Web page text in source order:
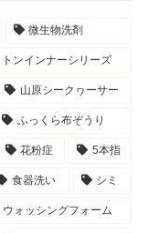
微生物洗剤
ンインナーシリーズ
山原シークヮーサー
ふっくら布ぞうり
花粉症 5本指
食器洗い シミ
ウォッシングフォーム